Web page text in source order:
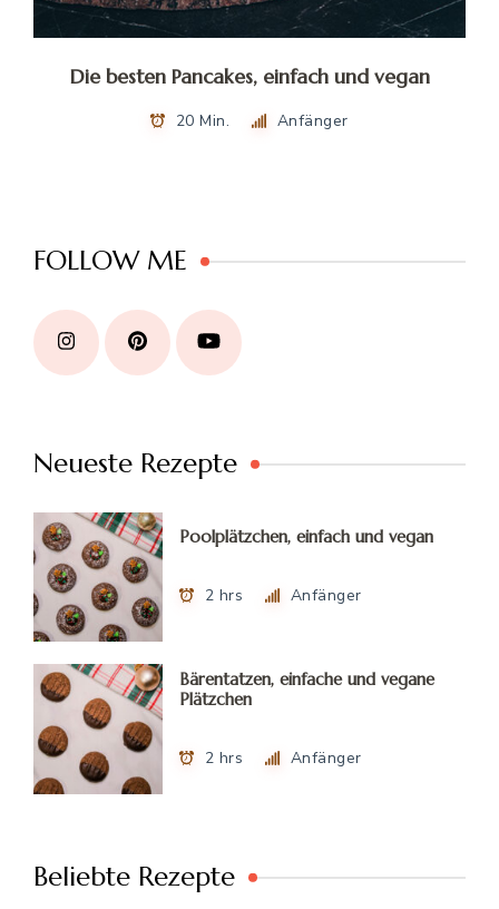
Die besten Pancakes, einfach und vegan
20 Min. Anfänger
FOLLOW ME
Neueste Rezepte
Poolplätzchen, einfach und vegan
2 hrs Anfänger
Bärentatzen, einfache und vegane
Plätzchen
2 hrs Anfänger
Beliebte Rezepte